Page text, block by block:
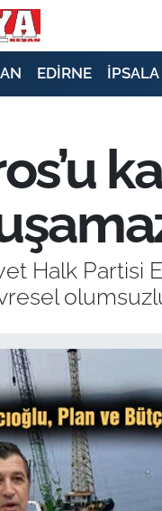
EDİRNE İPSALA
Halk Partisi